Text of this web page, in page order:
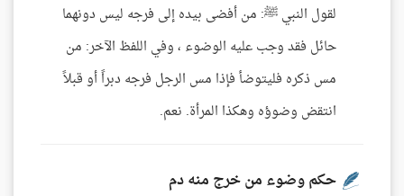
لقول النبي ﷺ: من أفضى بيده إلى فرجه ليس دونهما
حائل فقد وجب عليه الوضوء ، وفي اللفظ الآخر: من
مس ذكره فليتوضأ فإذا مس الرجل فرجه دبراً أو قبلاً
انتقض وضوؤه وهكذا المرأة. نعم.
حكم وضوء من خرج منه دم